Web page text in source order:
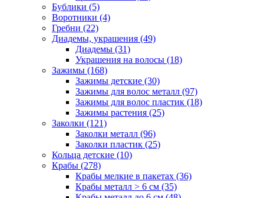
Бублики (5)
Воротники (4)
Гребни (22)
Диадемы, украшения (49)
Диадемы (31)
Украшения на волосы (18)
Зажимы (168)
Зажимы детские (30)
Зажимы для волос металл (97)
Зажимы для волос пластик (18)
Зажимы растения (25)
Заколки (121)
Заколки металл (96)
Заколки пластик (25)
Кольца детские (10)
Крабы (278)
Крабы мелкие в пакетах (36)
Крабы металл > 6 см (35)